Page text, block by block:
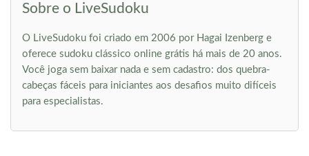
Sobre o LiveSudoku
O LiveSudoku foi criado em 2006 por Hagai Izenberg e
oferece sudoku clássico online grátis há mais de 20 anos.
Você joga sem baixar nada e sem cadastro: dos quebra-
cabeças fáceis para iniciantes aos desafios muito difíceis
para especialistas.